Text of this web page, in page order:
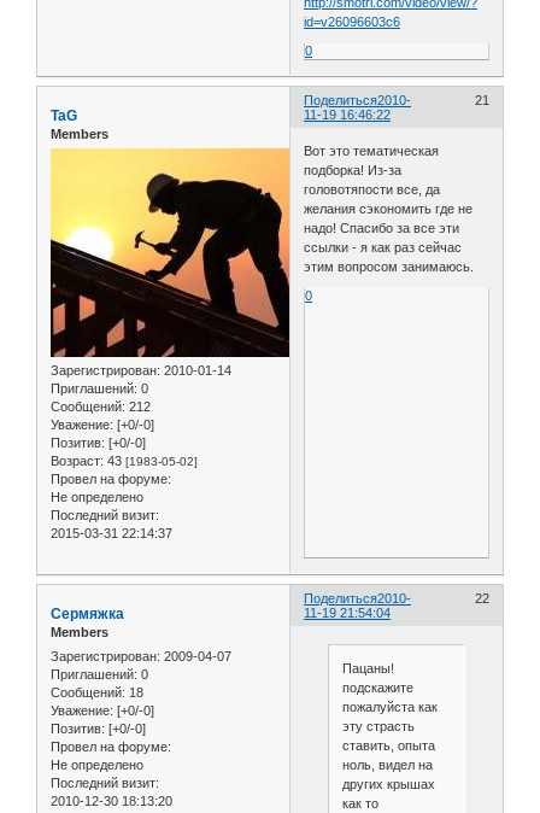
id=v26096603c6
0
Поделиться 21
2010-
11-19 16:46:22
TaG
Members
Зарегистрирован: 2010-01-14
Приглашений: 0
Сообщений: 212
Уважение: [+0/-0]
Позитив: [+0/-0]
Возраст: 43 [1983-05-02]
Провел на форуме:
Не определено
Последний визит:
2015-03-31 22:14:37
Вот это тематическая
подборка! Из-за
головотяпости все, да
желания сэкономить где не
надо! Спасибо за все эти
ссылки - я как раз сейчас
этим вопросом занимаюсь.
0
Поделиться 22
2010-
11-19 21:54:04
Сермяжка
Members
Зарегистрирован: 2009-04-07
Приглашений: 0
Сообщений: 18
Уважение: [+0/-0]
Позитив: [+0/-0]
Провел на форуме:
Не определено
Последний визит:
2010-12-30 18:13:20
Пацаны!
подскажите
пожалуйста как
эту страсть
ставить, опыта
ноль, видел на
других крышах
как то